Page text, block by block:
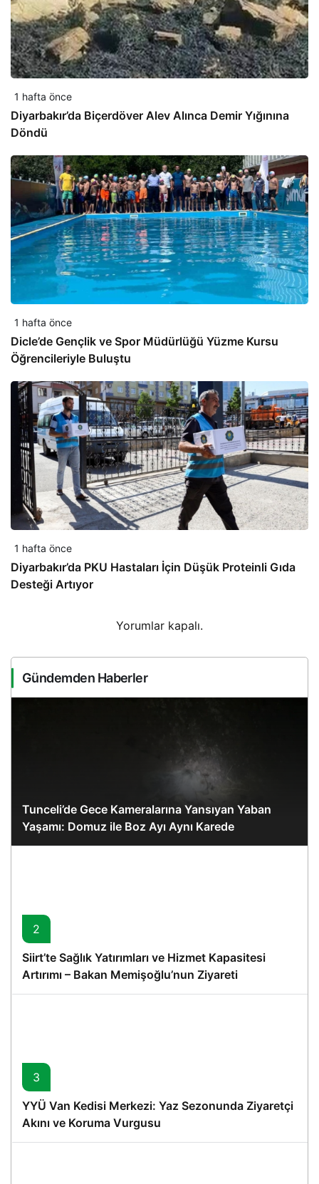
1 hafta önce
Diyarbakır’da Biçerdöver Alev Alınca Demir Yığınına
Döndü
1 hafta önce
Dicle’de Gençlik ve Spor Müdürlüğü Yüzme Kursu
Öğrencileriyle Buluştu
1 hafta önce
Diyarbakır’da PKU Hastaları İçin Düşük Proteinli Gıda
Desteği Artıyor
Yorumlar kapalı.
Gündemden Haberler
Tunceli’de Gece Kameralarına Yansıyan Yaban
Yaşamı: Domuz ile Boz Ayı Aynı Karede
2
Siirt’te Sağlık Yatırımları ve Hizmet Kapasitesi
Artırımı – Bakan Memişoğlu’nun Ziyareti
3
YYÜ Van Kedisi Merkezi: Yaz Sezonunda Ziyaretçi
Akını ve Koruma Vurgusu